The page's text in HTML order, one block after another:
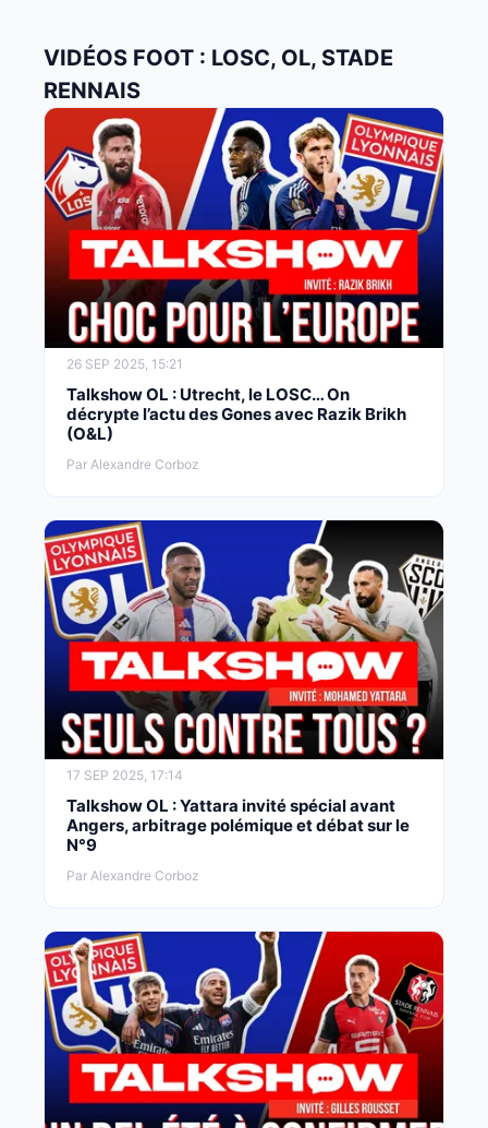
VIDÉOS FOOT : LOSC, OL, STADE
RENNAIS
26 SEP 2025, 15:21
Talkshow OL : Utrecht, le LOSC… On
décrypte l’actu des Gones avec Razik Brikh
(O&L)
Par Alexandre Corboz
17 SEP 2025, 17:14
Talkshow OL : Yattara invité spécial avant
Angers, arbitrage polémique et débat sur le
N°9
Par Alexandre Corboz